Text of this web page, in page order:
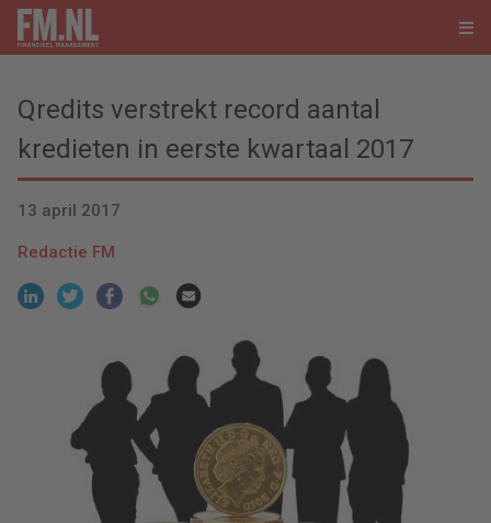
Qredits verstrekt record aantal
kredieten in eerste kwartaal 2017
13 april 2017
Redactie FM